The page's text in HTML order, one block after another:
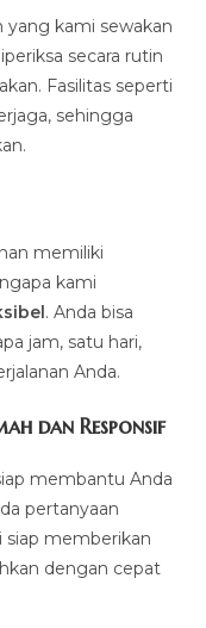
yang kami sewakan
secara rutin
Fasilitas seperti
sehingga
memiliki
kami
. Anda bisa
jam, satu hari,
Anda.
dan Responsif
membantu Anda
pertanyaan
siap memberikan
dengan cepat